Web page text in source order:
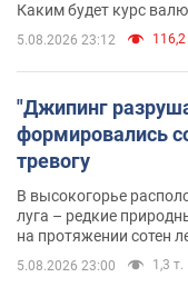
Каким будет курс
5.08.2026 23:12 116,2
"Джипинг
формировались
тревогу
В высокогорье
луга – редкие
на протяжении сотен
5.08.2026 23:00 1,3 т.